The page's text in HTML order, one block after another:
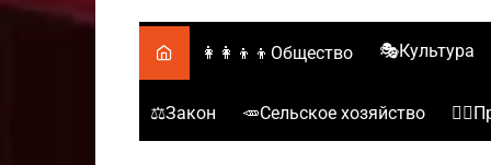
👩‍👩‍👦‍👦Общество 🎭Культура
⚖️Закон 🥕Сельское хозяйство